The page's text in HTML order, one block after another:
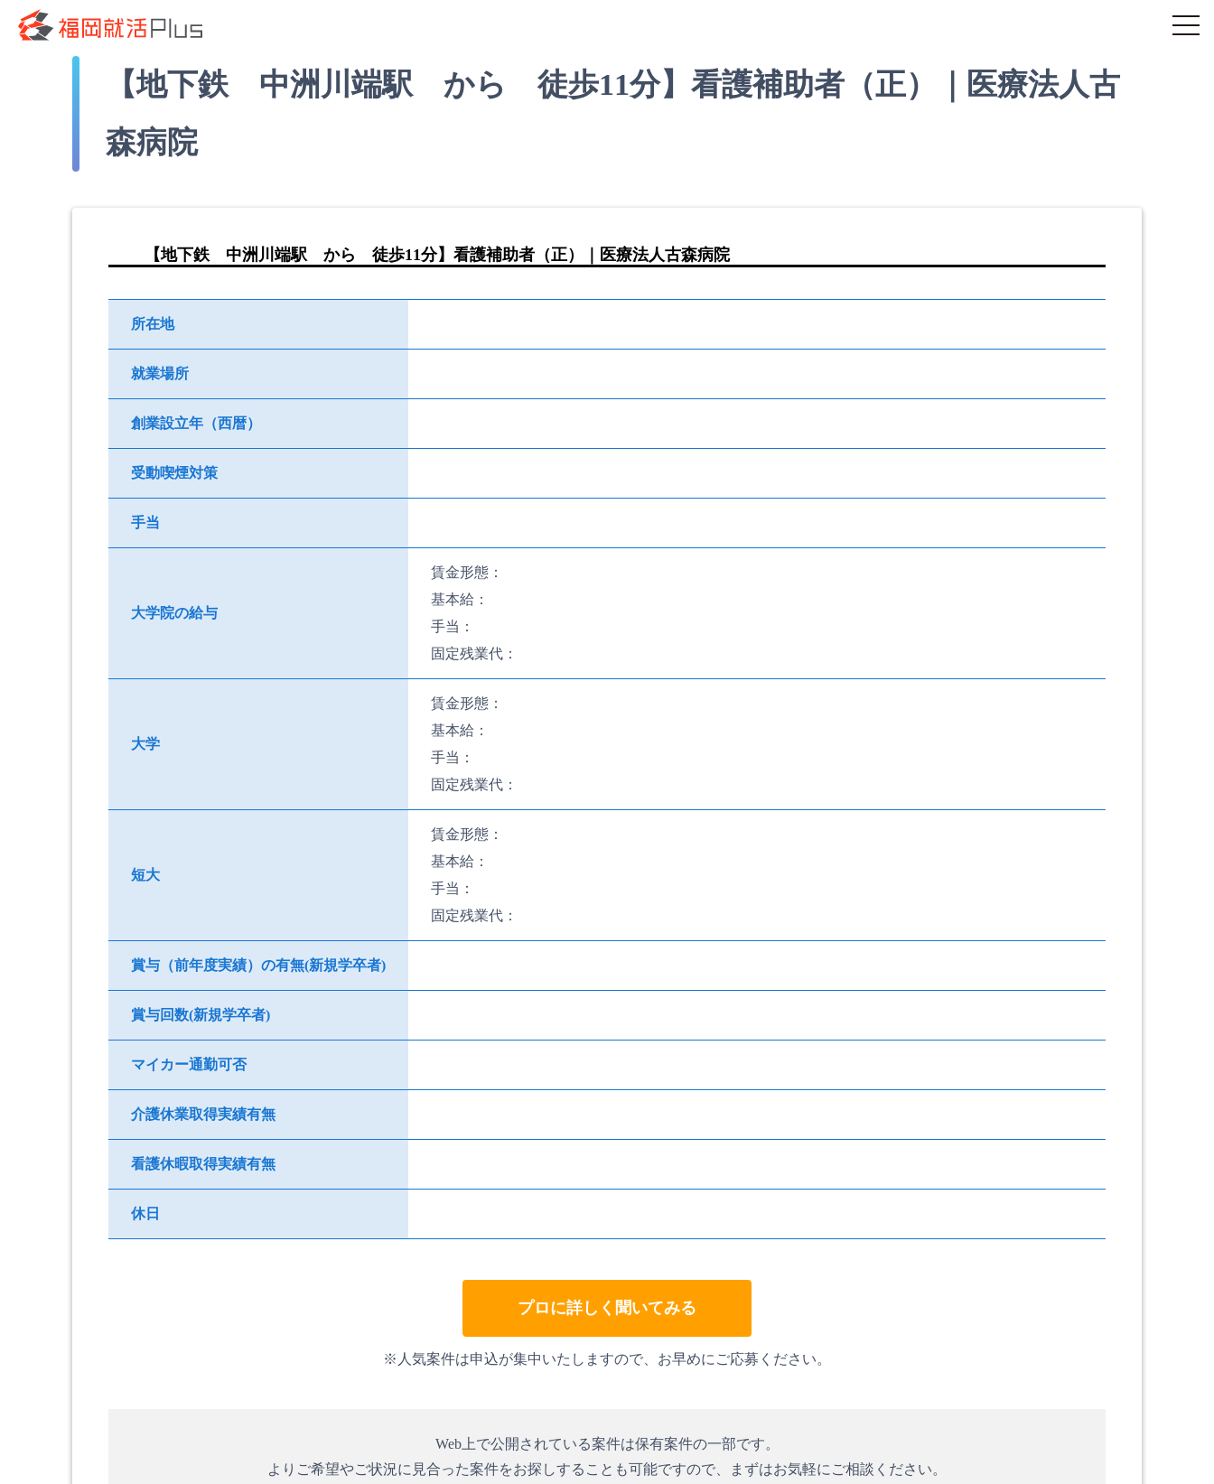
【地下鉄 中洲川端駅 から 徒歩11分】看護補助者（正）｜医療法人古
森病院
【地下鉄 中洲川端駅 から 徒歩11分】看護補助者（正）｜医療法人古森病院
所在地
就業場所
創業設立年（西暦）
受動喫煙対策
手当
大学院の給与
賃金形態：
基本給：
手当：
固定残業代：
大学
賃金形態：
基本給：
手当：
固定残業代：
短大
賃金形態：
基本給：
手当：
固定残業代：
賞与（前年度実績）の有無(新規学卒者)
賞与回数(新規学卒者)
マイカー通勤可否
介護休業取得実績有無
看護休暇取得実績有無
休日
プロに詳しく聞いてみる
※人気案件は申込が集中いたしますので、お早めにご応募ください。
Web上で公開されている案件は保有案件の一部です。
よりご希望やご状況に見合った案件をお探しすることも可能ですので、まずはお気軽にご相談ください。